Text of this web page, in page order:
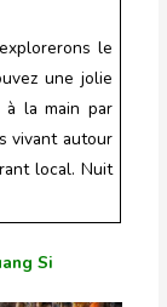
le
une jolie
la main par
vivant autour
local. Nuit
Si